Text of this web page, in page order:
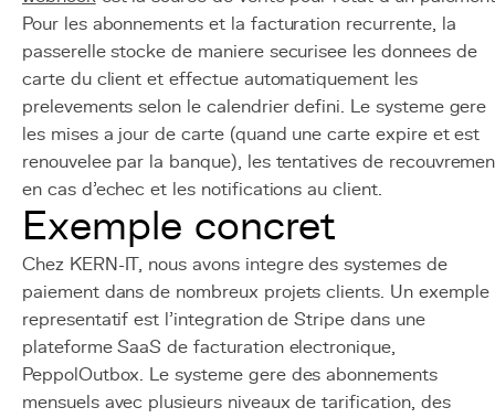
Pour les abonnements et la facturation recurrente, la
passerelle stocke de maniere securisee les donnees de
carte du client et effectue automatiquement les
prelevements selon le calendrier defini. Le systeme gere
les mises a jour de carte (quand une carte expire et est
renouvelee par la banque), les tentatives de
en cas d'echec et les notifications au client.
Exemple concret
Chez KERN-IT, nous avons integre des systemes de
paiement dans de nombreux projets clients. Un exemple
representatif est l'integration de Stripe dans une
plateforme SaaS de facturation electronique,
PeppolOutbox. Le systeme gere des abonnements
mensuels avec plusieurs niveaux de tarification, des